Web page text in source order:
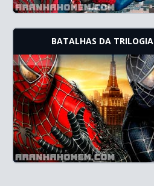
BATALHAS DA TRILOGIA